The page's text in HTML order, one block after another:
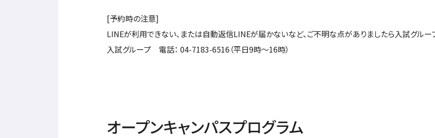
[予約時の注意]
LINEが利用できない、または自動返信LINEが届かないなど、ご不明な点がありましたら入試グルー
入試グループ 電話： 04-7183-6516（平日9時～16時）
オープンキャンパスプログラム